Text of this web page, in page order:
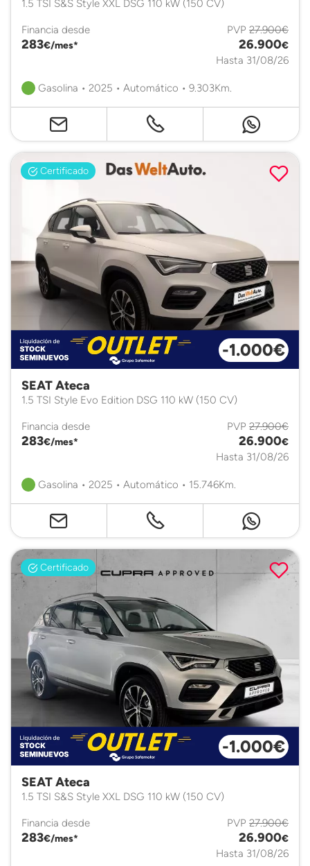
1.5 TSI S&S Style XXL DSG 110 kW (150 CV)
Financia desde
283€/mes*
PVP 27.900€
26.900€
Hasta 31/08/26
Gasolina • 2025 • Automático • 9.303Km.
Certificado
-1.000€
SEAT Ateca
1.5 TSI Style Evo Edition DSG 110 kW (150 CV)
Financia desde
283€/mes*
PVP 27.900€
26.900€
Hasta 31/08/26
Gasolina • 2025 • Automático • 15.746Km.
Certificado
-1.000€
SEAT Ateca
1.5 TSI S&S Style XXL DSG 110 kW (150 CV)
Financia desde
283€/mes*
PVP 27.900€
26.900€
Hasta 31/08/26